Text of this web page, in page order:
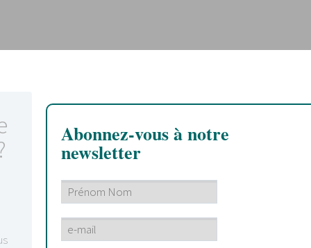
Abonnez-vous à notre
newsletter